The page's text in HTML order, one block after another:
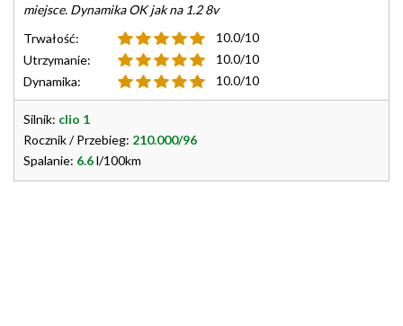
miejsce. Dynamika OK jak na 1.2 8v
Trwałość:
10.0/10
Utrzymanie:
10.0/10
Dynamika:
10.0/10
Silnik: clio 1
Rocznik / Przebieg: 210.000/96
Spalanie: 6.6l/100km